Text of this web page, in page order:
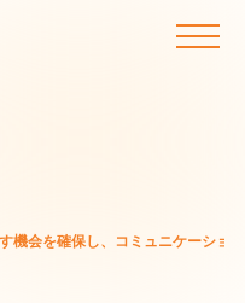
機会を確保し、コミュニケーショ